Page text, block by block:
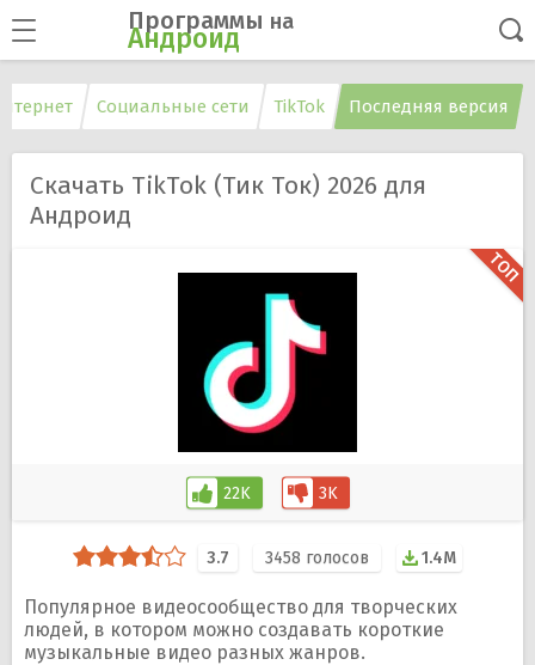
Программы на
Андроид
Социальные сети TikTok Последняя версия
Скачать TikTok (Тик Ток) 2026 для
Андроид
22K 3K
3.7 3458 голосов 1.4M
Популярное видеосообщество для творческих
людей, в котором можно создавать короткие
музыкальные видео разных жанров.